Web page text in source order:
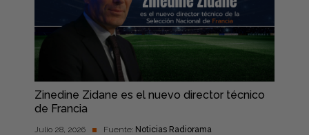
Zinedine Zidane es el nuevo director técnico
de Francia
Julio 28, 2026 Fuente: Noticias Radiorama